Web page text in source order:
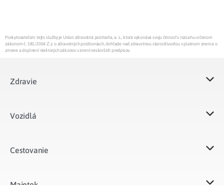
Poskytovateľom tejto služby je Union zdravotná poisťovňa, a. s., ktorá vykonáva svoju činnosť v rozsahu určenom
zákonom č. 581/2004 Z.z. o zdravotných poisťovniach, dohľade nad zdravotnou starostlivosťou v platnom znení a o
zmene a doplnení niektorých zákonov v znení neskorších predpisov.
Zdravie
Vozidlá​
Cestovanie